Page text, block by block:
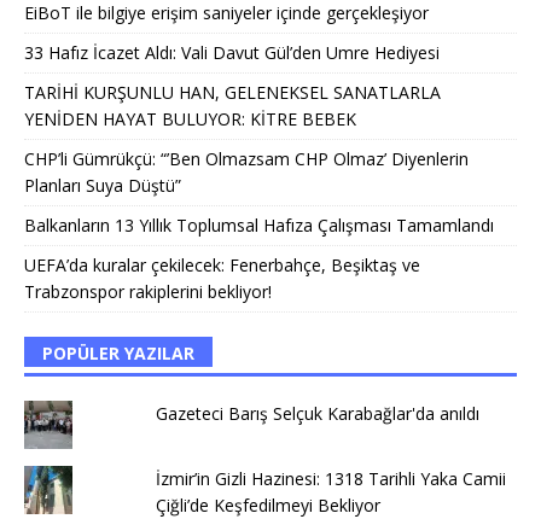
EiBoT ile bilgiye erişim saniyeler içinde gerçekleşiyor
33 Hafız İcazet Aldı: Vali Davut Gül’den Umre Hediyesi
TARİHİ KURŞUNLU HAN, GELENEKSEL SANATLARLA
YENİDEN HAYAT BULUYOR: KİTRE BEBEK
CHP’li Gümrükçü: “’Ben Olmazsam CHP Olmaz’ Diyenlerin
Planları Suya Düştü”
Balkanların 13 Yıllık Toplumsal Hafıza Çalışması Tamamlandı
UEFA’da kuralar çekilecek: Fenerbahçe, Beşiktaş ve
Trabzonspor rakiplerini bekliyor!
POPÜLER YAZILAR
Gazeteci Barış Selçuk Karabağlar'da anıldı
İzmir’in Gizli Hazinesi: 1318 Tarihli Yaka Camii
Çiğli’de Keşfedilmeyi Bekliyor